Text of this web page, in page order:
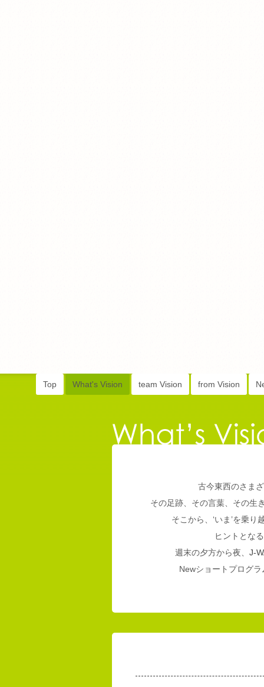
Top What's Vision team Vision from Vision
古今東西のさま
その足跡、その言葉、その生
そこから、‘いま’を乗
ヒントとな
週末の夕方から夜、 J-
Newショートプログ